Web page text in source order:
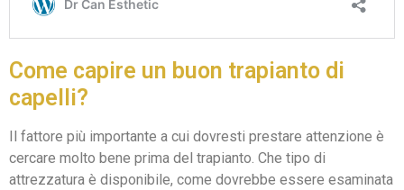
Come capire un buon trapianto di
capelli?
Il fattore più importante a cui dovresti prestare attenzione è
cercare molto bene prima del trapianto. Che tipo di
attrezzatura è disponibile, come dovrebbe essere esaminata